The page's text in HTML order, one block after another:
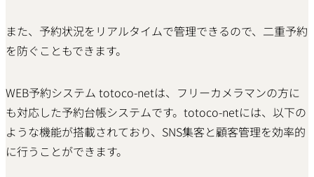
また、予約状況をリアルタイムで管理できるので、二重予約
を防ぐこともできます。
WEB予約システム totoco-netは、フリーカメラマンの方に
も対応した予約台帳システムです。totoco-netには、以下の
ような機能が搭載されており、SNS集客と顧客管理を効率的
に行うことができます。